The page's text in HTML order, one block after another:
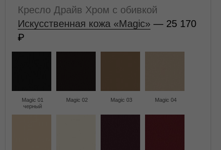
Кресло Драйв Хром с обивкой
Искусственная кожа «Magic» — 25 170
Magic 01
черный
Magic 02 Magic 03 Magic 04